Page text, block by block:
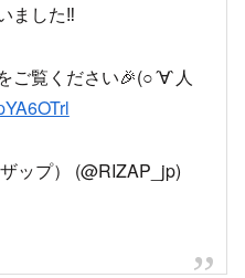
ました‼️
ご覧ください🎉(○´∀`人
ップ） (@RIZAP_jp)